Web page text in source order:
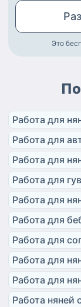
Это
Работа для
Работа для
Работа для
Работа для
Работа для
Работа для
Работа для
Работа для
Работа для
Работа няней